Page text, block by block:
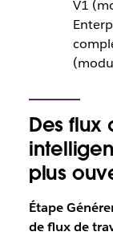
V1
Des flux
plus
Étape
de flux de